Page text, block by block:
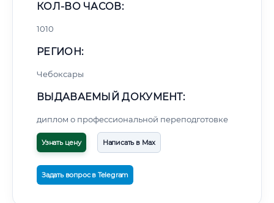
КОЛ-ВО ЧАСОВ:
1010
РЕГИОН:
Чебоксары
ВЫДАВАЕМЫЙ ДОКУМЕНТ:
диплом о профессиональной переподготовке
Узнать цену Написать в Max
Задать вопрос в Telegram